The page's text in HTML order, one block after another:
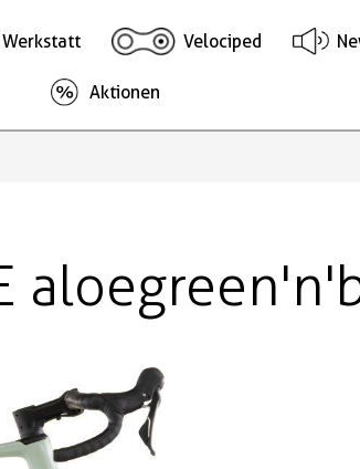
Werkstatt Velociped
Aktionen